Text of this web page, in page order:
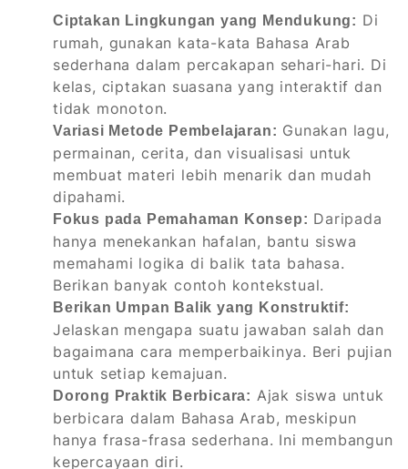
Ciptakan Lingkungan yang Mendukung: Di
rumah, gunakan kata-kata Bahasa Arab
sederhana dalam percakapan sehari-hari. Di
kelas, ciptakan suasana yang interaktif dan
tidak monoton.
Variasi Metode Pembelajaran: Gunakan lagu,
permainan, cerita, dan visualisasi untuk
membuat materi lebih menarik dan mudah
dipahami.
Fokus pada Pemahaman Konsep: Daripada
hanya menekankan hafalan, bantu siswa
memahami logika di balik tata bahasa.
Berikan banyak contoh kontekstual.
Berikan Umpan Balik yang Konstruktif:
Jelaskan mengapa suatu jawaban salah dan
bagaimana cara memperbaikinya. Beri pujian
untuk setiap kemajuan.
Dorong Praktik Berbicara: Ajak siswa untuk
berbicara dalam Bahasa Arab, meskipun
hanya frasa-frasa sederhana. Ini membangun
kepercayaan diri.